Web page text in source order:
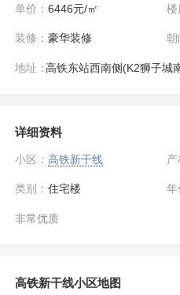
单价：6446元/㎡ 楼
装修：豪华装修 朝
地址：高铁东站西南侧(K2狮子城
详细资料
小区：高铁新干线 产
类别：住宅楼 年
非常优质
高铁新干线小区地图